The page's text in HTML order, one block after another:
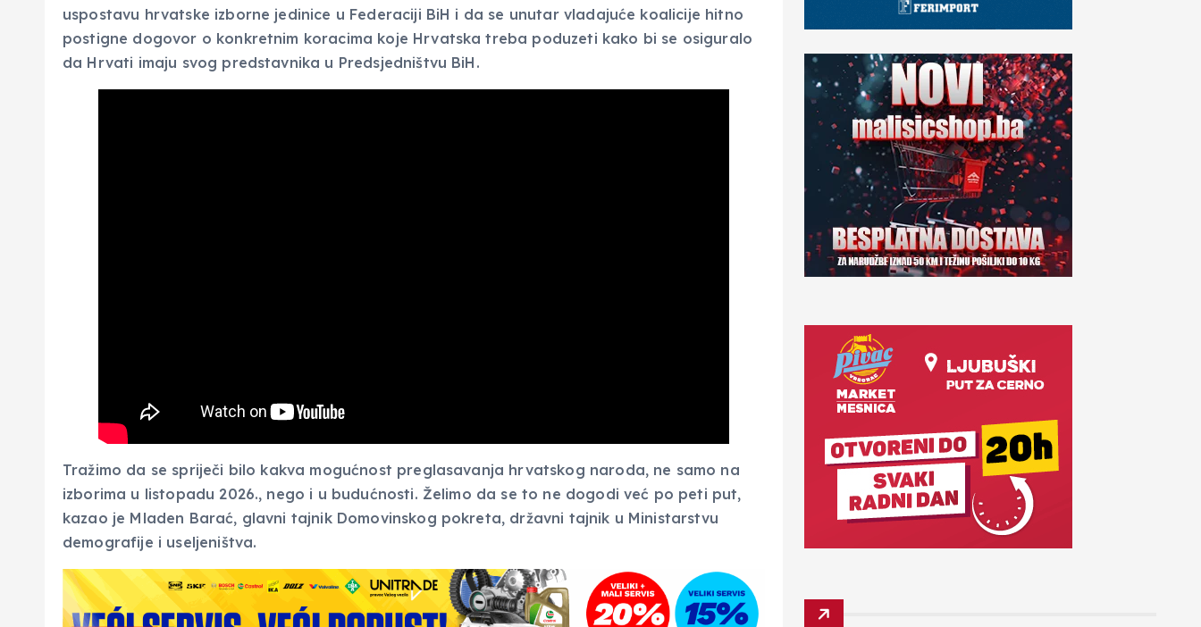
uspostavu hrvatske izborne jedinice u Federaciji BiH i da se unutar vladajuće koalicije hitno
postigne dogovor o konkretnim koracima koje Hrvatska treba poduzeti kako bi se osiguralo
da Hrvati imaju svog predstavnika u Predsjedništvu BiH.
Tražimo da se spriječi bilo kakva mogućnost preglasavanja hrvatskog naroda, ne samo na
izborima u listopadu 2026., nego i u budućnosti. Želimo da se to ne dogodi već po peti put,
kazao je Mladen Barać, glavni tajnik Domovinskog pokreta, državni tajnik u Ministarstvu
demografije i useljeništva.